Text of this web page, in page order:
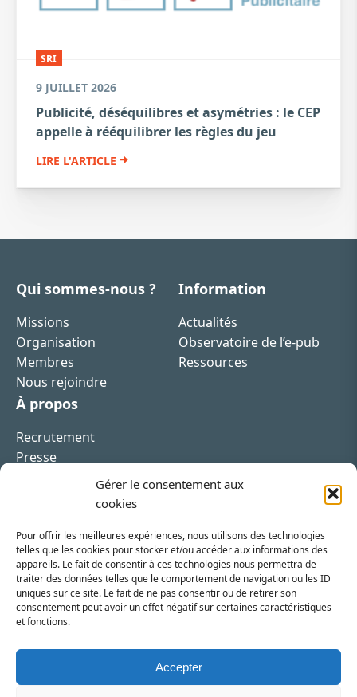
Gérer le consentement aux
cookies
Pour offrir les meilleures expériences, nous utilisons des technologies
telles que les cookies pour stocker et/ou accéder aux informations des
appareils. Le fait de consentir à ces technologies nous permettra de
traiter des données telles que le comportement de navigation ou les ID
uniques sur ce site. Le fait de ne pas consentir ou de retirer son
consentement peut avoir un effet négatif sur certaines caractéristiques
et fonctions.
Accepter
SRI
9 JUILLET 2026
Publicité, déséquilibres et asymétries : le CEP
appelle à rééquilibrer les règles du jeu
LIRE L'ARTICLE
Qui sommes-nous ?
Missions
Organisation
Membres
Nous rejoindre
Information
Actualités
Observatoire de l’e-pub
Ressources
À propos
Recrutement
Presse
Inscrivez-vous à la newsletter
Vous recevrez régulièrement les dernières actualités
du SRI.